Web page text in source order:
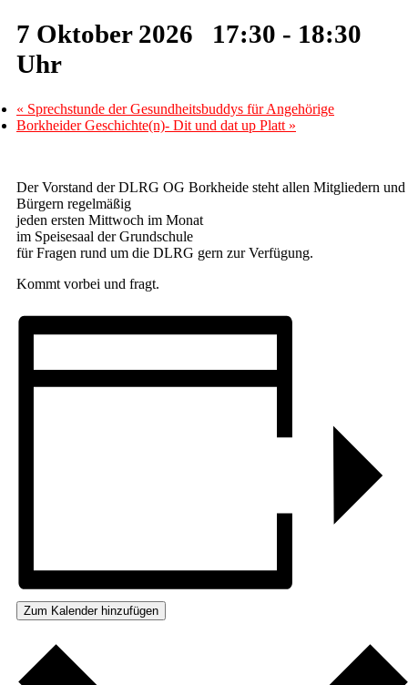
7 Oktober 2026 17:30 - 18:30
« Sprechstunde der Gesundheitsbuddys für Angehörige
Borkheider Geschichte(n)- Dit und dat up Platt »
Der Vorstand der DLRG OG Borkheide steht allen Mitgliedern und
Bürgern regelmäßig
jeden ersten Mittwoch im Monat
im Speisesaal der Grundschule
für Fragen rund um die DLRG gern zur Verfügung.
Kommt vorbei und fragt.
Zum Kalender hinzufügen